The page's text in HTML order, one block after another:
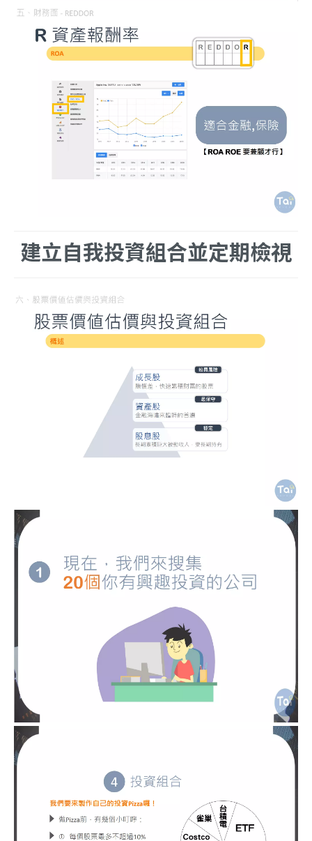
建立自我投資組合並定期檢視